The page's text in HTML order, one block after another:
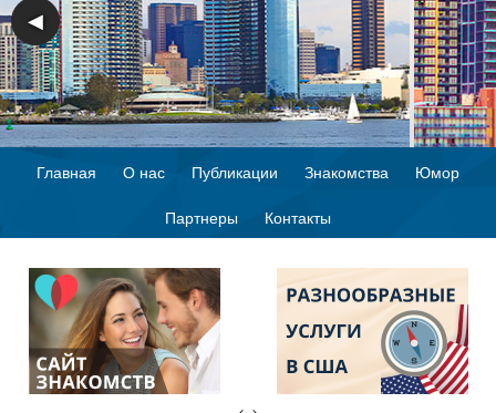
◀ ▶
Главная О нас Публикации Знакомства Юмор
Партнеры Контакты